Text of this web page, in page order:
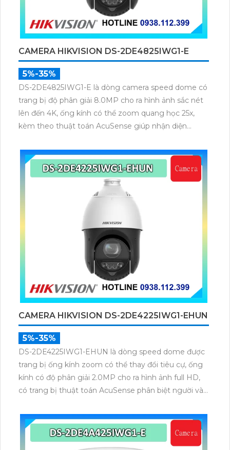
CAMERA HIKVISION DS-2DE4825IWG1-E
5%-35%
DS-2DE4825IWG1-E là dòng camera speed dome có
trang bị độ phân giải 8.0MP cho ra hình ảnh sắc nét
lên đến 4K, ống kính có thể zoom quang học 25x,
kèm theo thuật toán AcuSense giúp nhận diện
ngoại tầm xa lên đến 100m.
CAMERA HIKVISION DS-2DE4225IWG1-EHUN
5%-35%
DS-2DE4225IWG1-EHUN là dòng speed dome được
trang bị ống kính zoom có thể thay đổi tiêu cự, ống
kính có độ phân giải 2.0MP cho ra hình ảnh full HD,
có trang bị thuật toán AcuSense phân biệt người và
chiều, nhìn ban đêm bằng hồng ngoại 100m.